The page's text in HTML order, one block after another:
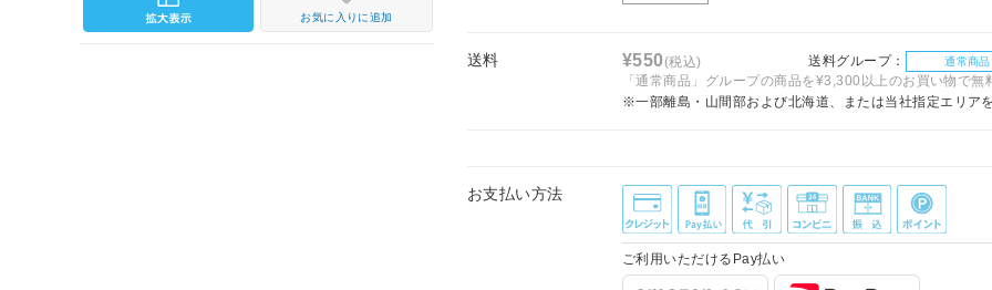
送料 ¥550(税込) 送料グループ： 通常商品
「通常商品」グループの商品を¥3,300以上のお買い物で無
※一部離島・山間部および北海道、または当社指定エリア
お支払い方法
ご利用いただけるPay払い
お気に入りに追加